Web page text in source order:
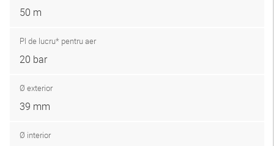
50 m
Pl de lucru* pentru aer
20 bar
Ø exterior
39 mm
Ø interior